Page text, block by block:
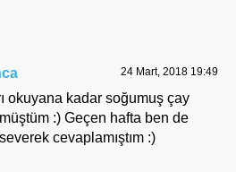
24 Mart, 2018 19:49
okuyana kadar soğumuş çay
:) Geçen hafta ben de
cevaplamıştım :)